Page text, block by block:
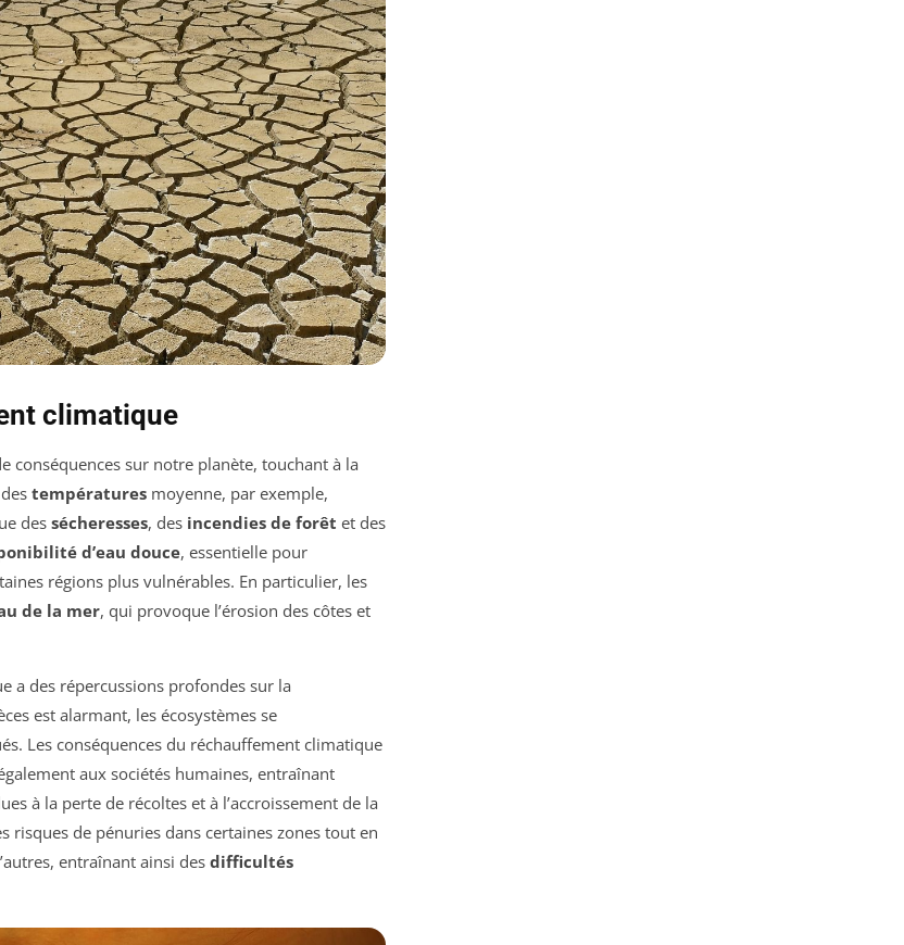
climatique
conséquences sur notre planète, touchant à la
températures moyenne, par exemple,
des sécheresses, des incendies de forêt et des
d’eau douce, essentielle pour
régions plus vulnérables. En particulier, les
de la mer, qui provoque l’érosion des côtes et
a des répercussions profondes sur la
est alarmant, les écosystèmes se
Les conséquences du réchauffement climatique
aux sociétés humaines, entraînant
à la perte de récoltes et à l’accroissement de la
risques de pénuries dans certaines zones tout en
entraînant ainsi des difficultés